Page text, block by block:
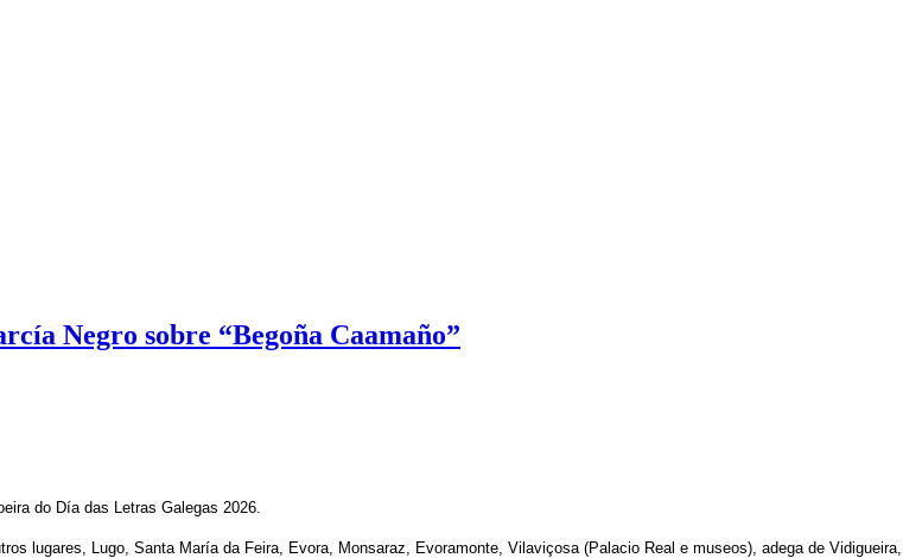
Negro sobre “Begoña Caamaño”
do Día das Letras Galegas 2026.
lugares, Lugo, Santa María da Feira, Evora, Monsaraz, Evoramonte, Vilaviçosa (Palacio Real e museos), adega de Vidigueira,